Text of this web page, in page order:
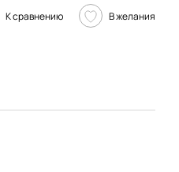
К сравнению В желания